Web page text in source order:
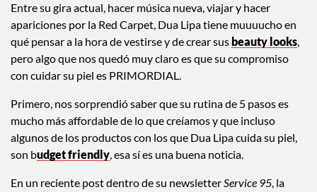
Entre su gira actual, hacer música nueva, viajar y hacer
apariciones por la Red Carpet, Dua Lipa tiene muuuucho en
qué pensar a la hora de vestirse y de crear sus beauty looks,
pero algo que nos quedó muy claro es que su compromiso
con cuidar su piel es PRIMORDIAL.
Primero, nos sorprendió saber que su rutina de 5 pasos es
mucho más affordable de lo que creíamos y que incluso
algunos de los productos con los que Dua Lipa cuida su piel,
son budget friendly, esa sí es una buena noticia.
En un reciente post dentro de su newsletterService 95, la